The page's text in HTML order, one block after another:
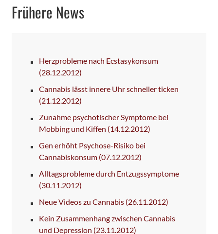
Frühere News
Herzprobleme nach Ecstasykonsum
(28.12.2012)
Cannabis lässt innere Uhr schneller ticken
(21.12.2012)
Zunahme psychotischer Symptome bei
Mobbing und Kiffen (14.12.2012)
Gen erhöht Psychose-Risiko bei
Cannabiskonsum (07.12.2012)
Alltagsprobleme durch Entzugssymptome
(30.11.2012)
Neue Videos zu Cannabis (26.11.2012)
Kein Zusammenhang zwischen Cannabis
und Depression (23.11.2012)